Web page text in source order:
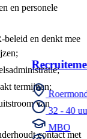
en personele
beleid en denkt mee
termijnen;
van
contact met
32 - 40
MBO